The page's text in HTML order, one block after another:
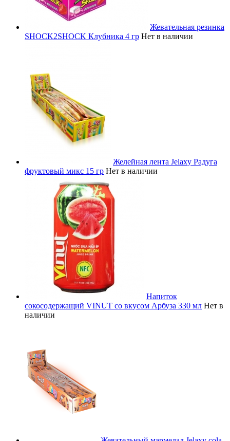
Жевательная резинка
SHOCK2SHOCK Клубника 4 гр Нет в наличии
Желейная лента Jelaxy Радуга
фруктовый микс 15 гр Нет в наличии
Напиток
сокосодержащий VINUT со вкусом Арбуза 330 мл Нет в
наличии